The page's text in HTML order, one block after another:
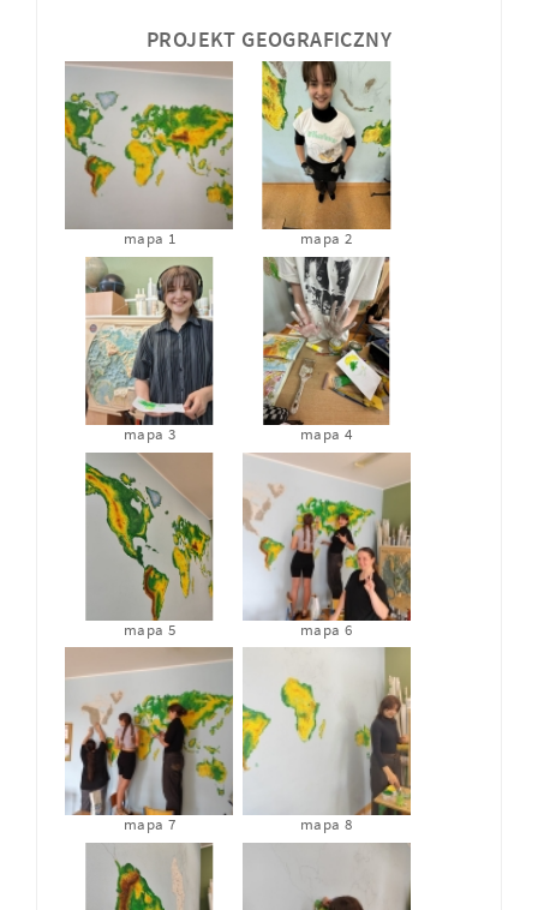
PROJEKT GEOGRAFICZNY
mapa 1 mapa 2
mapa 3 mapa 4
mapa 5 mapa 6
mapa 7 mapa 8